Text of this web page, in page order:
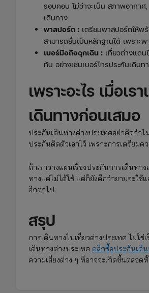
รอบคอบ ไม่ว่าจะเป็น สภาพอากา
เดินทาง
พาสปอร์ต : เตรียมพาสปอร์ตให้พ
สามารถยื่นเป็นหลักฐานได้ เพราะ
เบอร์มือถือฉุกเฉิน : เที่ยวต่างแดน
ทัน อย่างเช่นเบอร์โทรประกันเดินทา
เพราะอะไร เมื่อเ
เดินทางก่อนเสมอ
ประกันเดินทางต่างประเทศอย่าคิดว่า
ประกันติดตัวเอาไว้ เพราะการเตรียม
ถ้าเราวางแผนเรื่องประกันการเดินทา
ทางแต่ไม่ได้ใช้ แต่ก็ยังดีกว่ายามจะใช้
อีกต่อไป
สรุป
การเดินทางไปเที่ยวต่างประเทศ ไม่ใ
เดินทางต่างประเทศ คลิกซื้อประกันเดิ
ความเสี่ยงต่าง ๆ ที่อาจจะเกิดขึ้นตลอ